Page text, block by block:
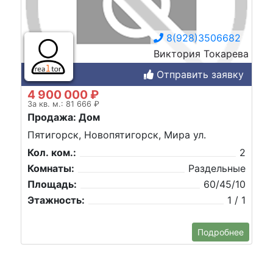
8(928)3506682
Виктория Токарева
Отправить заявку
4 900 000 ₽
За кв. м.: 81 666 ₽
Продажа: Дом
Пятигорск, Новопятигорск, Мира ул.
Кол. ком.:
2
Комнаты:
Раздельные
Площадь:
60/45/10
Этажность:
1 / 1
Подробнее